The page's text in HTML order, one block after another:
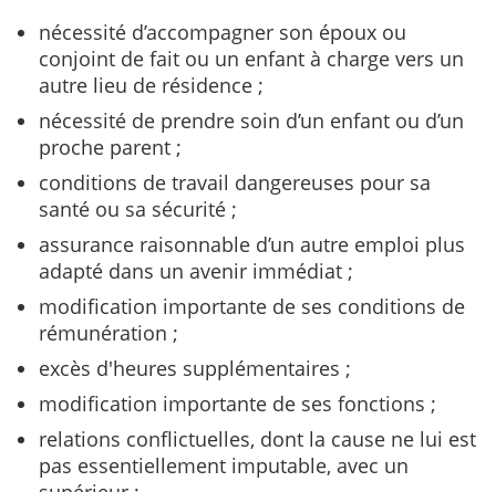
nécessité d’accompagner son époux ou
conjoint de fait ou un enfant à charge vers un
autre lieu de résidence ;
nécessité de prendre soin d’un enfant ou d’un
proche parent ;
conditions de travail dangereuses pour sa
santé ou sa sécurité ;
assurance raisonnable d’un autre emploi plus
adapté dans un avenir immédiat ;
modification importante de ses conditions de
rémunération ;
excès d'heures supplémentaires ;
modification importante de ses fonctions ;
relations conflictuelles, dont la cause ne lui est
pas essentiellement imputable, avec un